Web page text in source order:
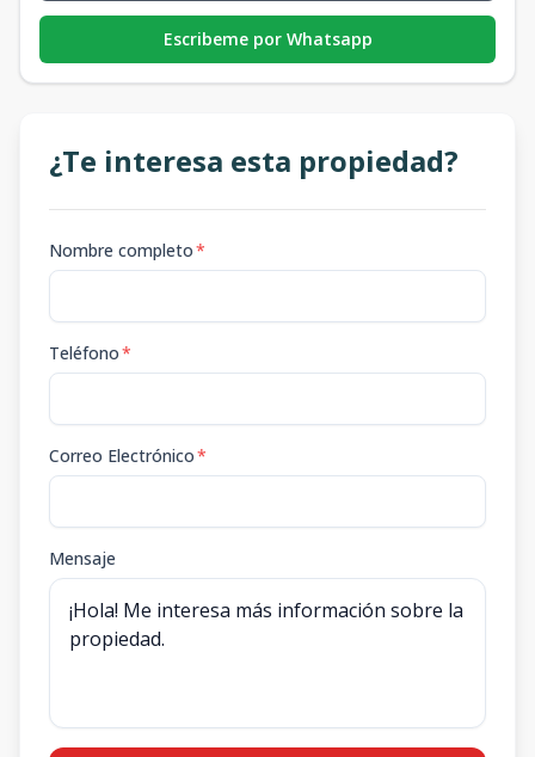
Escribeme por Whatsapp
¿Te interesa esta propiedad?
Nombre completo*
Teléfono*
Correo Electrónico*
Mensaje